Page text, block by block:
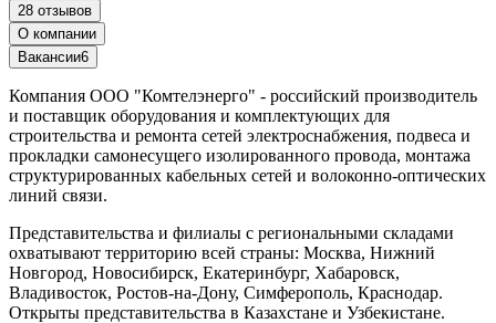
28 отзывов
О компании
Вакансии6
Компания ООО "Комтелэнерго" - российский производитель
и поставщик оборудования и комплектующих для
строительства и ремонта сетей электроснабжения, подвеса и
прокладки самонесущего изолированного провода, монтажа
структурированных кабельных сетей и волоконно-оптических
линий связи.
Представительства и филиалы с региональными складами
охватывают территорию всей страны: Москва, Нижний
Новгород, Новосибирск, Екатеринбург, Хабаровск,
Владивосток, Ростов-на-Дону, Симферополь, Краснодар.
Открыты представительства в Казахстане и Узбекистане.